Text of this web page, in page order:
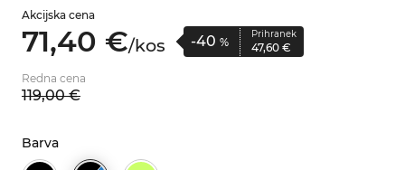
Akcijska cena
71,40 €/kos -40 %
Prihranek
47,60 €
Redna cena
119,00 €
Barva